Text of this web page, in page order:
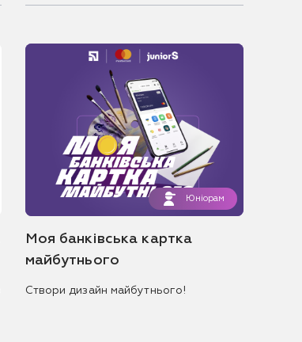
Юніорам
Моя банківська картка
майбутнього
Створи дизайн майбутнього!